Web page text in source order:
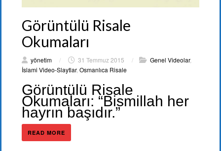
Görüntülü Risale
Okumaları
yönetim / 31 Temmuz 2015 / Genel Videolar,
İslami Video-Slaytlar, Osmanlıca Risale
Görüntülü Risale
Okumaları: “Bismillah her
hayrın başıdır.”
READ MORE